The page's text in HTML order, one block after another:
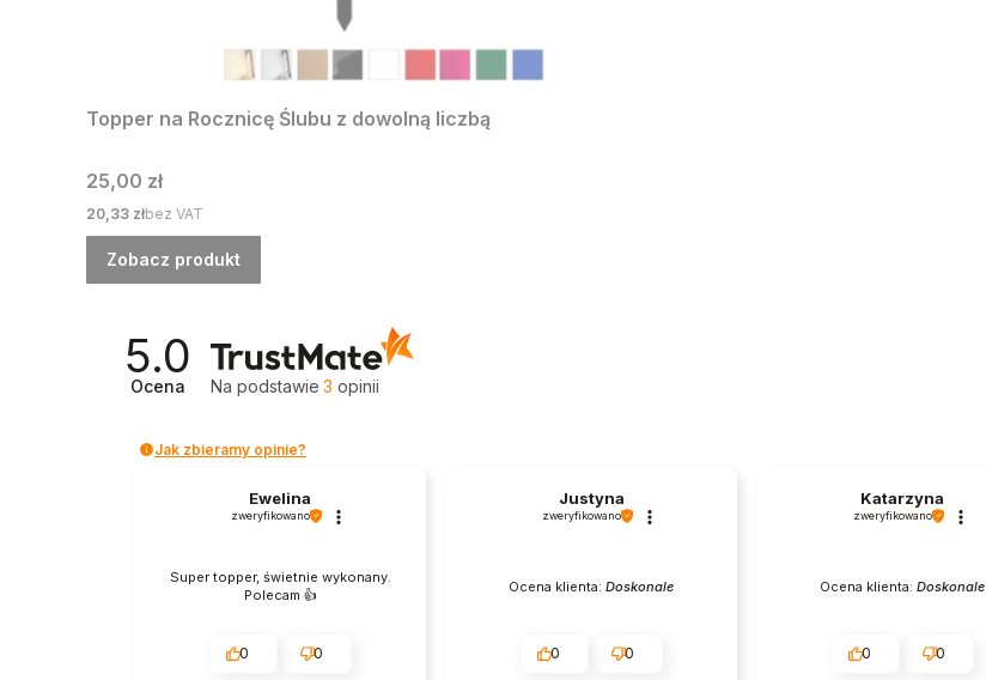
Topper na Rocznicę Ślubu z dowolną liczbą
Cena
25,00 zł
Cena
20,33 złbez VAT
Zobacz produkt
5.0
Ocena Na podstawie 3 opinii
Jak zbieramy opinie?
Ewelina
zweryfikowano
Super topper, świetnie wykonany.
Polecam 👍️
0 0
Justyna
zweryfikowano
Ocena klienta: Doskonale
0 0
Katarzyna
zweryfikowano
Ocena klienta: Doskonale
0 0